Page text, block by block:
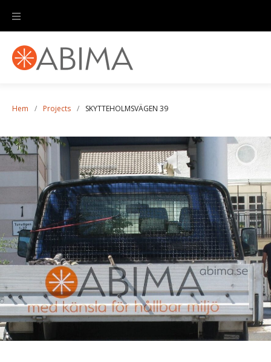
Hem / Projects / SKYTTEHOLMSVÄGEN 39